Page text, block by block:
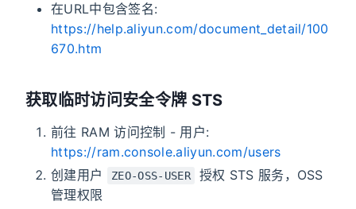
在URL中包含签名:
https://help.aliyun.com/document_detail/100
670.htm
获取临时访问安全令牌 STS
前往 RAM 访问控制 - 用户:
https://ram.console.aliyun.com/users
创建用户
ZEO-OSS-USER
授权 STS 服务，OSS
管理权限